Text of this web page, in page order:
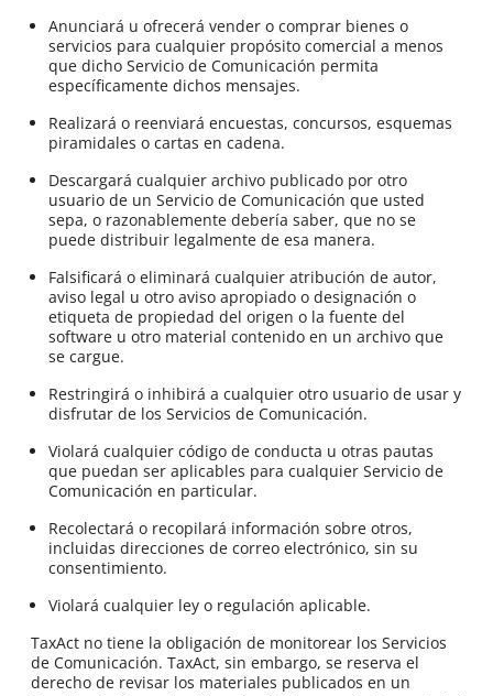
Anunciará u ofrecerá vender o comprar bienes o
servicios para cualquier propósito comercial a menos
que dicho Servicio de Comunicación permita
específicamente dichos mensajes.
Realizará o reenviará encuestas, concursos, esquemas
piramidales o cartas en cadena.
Descargará cualquier archivo publicado por otro
usuario de un Servicio de Comunicación que usted
sepa, o razonablemente debería saber, que no se
puede distribuir legalmente de esa manera.
Falsificará o eliminará cualquier atribución de autor,
aviso legal u otro aviso apropiado o designación o
etiqueta de propiedad del origen o la fuente del
software u otro material contenido en un archivo que
se cargue.
Restringirá o inhibirá a cualquier otro usuario de usar y
disfrutar de los Servicios de Comunicación.
Violará cualquier código de conducta u otras pautas
que puedan ser aplicables para cualquier Servicio de
Comunicación en particular.
Recolectará o recopilará información sobre otros,
incluidas direcciones de correo electrónico, sin su
consentimiento.
Violará cualquier ley o regulación aplicable.
TaxAct no tiene la obligación de monitorear los Servicios
de Comunicación. TaxAct, sin embargo, se reserva el
derecho de revisar los materiales publicados en un